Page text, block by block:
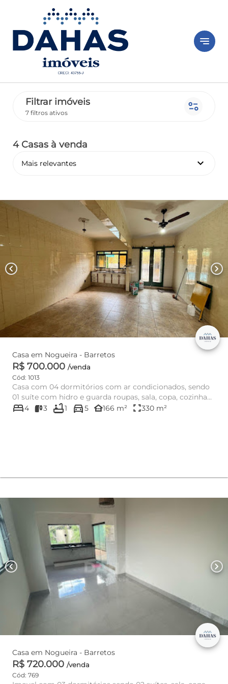
notes
Filtrar imóveis
7 filtros ativos page_info
4 Casas à venda
Mais relevantes keyboard_arrow_down
chevron_left chevron_right
Casa em Nogueira - Barretos
R$ 700.000 /venda
Cód: 1013
Casa com 04 dormitórios com ar condicionados, sendo
01 suíte com hidro e guarda roupas, sala, copa, cozinha
garagem para...
bed4 3 bathtub1 directions_car5 other_houses166 m² fullscreen330 m²
chevron_left chevron_right
Casa em Nogueira - Barretos
R$ 720.000 /venda
Cód: 769